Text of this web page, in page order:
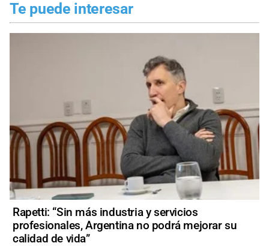
Te puede interesar
Rapetti: “Sin más industria y servicios
profesionales, Argentina no podrá mejorar su
calidad de vida”